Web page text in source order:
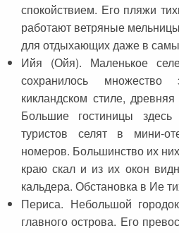
спокойствием. Его пляжи
работают ветряные
для отдыхающих даже в
Ийя (Ойя). Маленькое
сохранилось
кикландском стиле,
Большие гостиницы
туристов селят в мини-
номеров. Большинство их
краю скал и из их окон
кальдера. Обстановка в Ие
Периса. Небольшой
главного острова. Его